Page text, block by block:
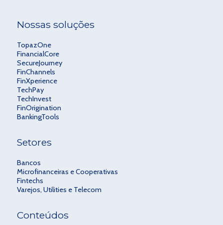
Nossas soluções
TopazOne
FinancialCore
SecureJourney
FinChannels
FinXperience
TechPay
TechInvest
FinOrigination
BankingTools
Setores
Bancos
Microfinanceiras e Cooperativas
Fintechs
Varejos, Utilities e Telecom
Conteúdos